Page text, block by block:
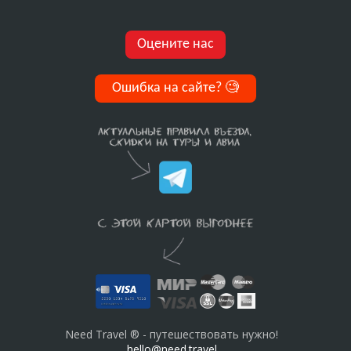
Оцените нас
Ошибка на сайте? 🧐
Need Travel ® - путешествовать нужно!